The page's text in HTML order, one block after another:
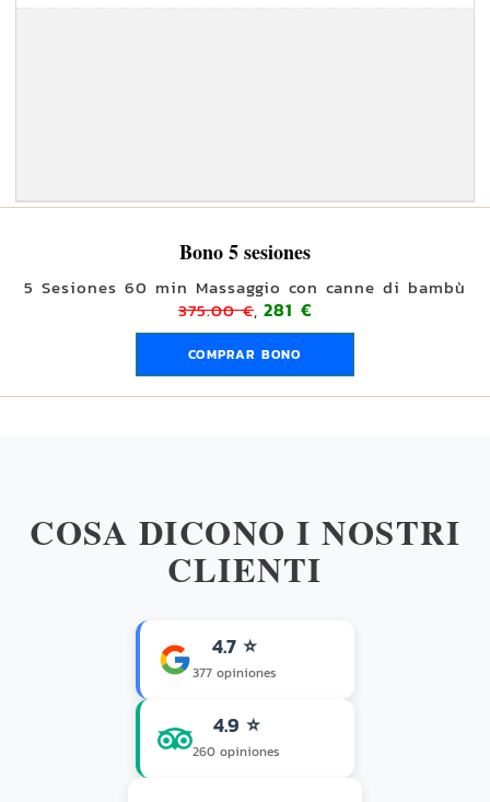
Bono 5 sesiones
5 Sesiones 60 min Massaggio con canne di bambù
375.00 €, 281 €
COMPRAR BONO
COSA DICONO I NOSTRI
CLIENTI
4.7 ⭐
377 opiniones
4.9 ⭐
260 opiniones